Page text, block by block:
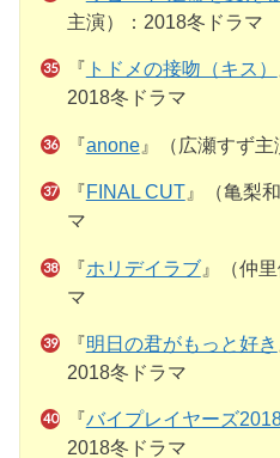
主演）：2018冬ドラマ
『 トドメの接吻（キス）
2018冬ドラマ
『anone』（広瀬すず主
『FINAL CUT』（亀梨
マ
『ホリデイラブ』（仲
マ
『明日の君がもっと好き
2018冬ドラマ
『 バイプレイヤーズ
2018冬ドラマ